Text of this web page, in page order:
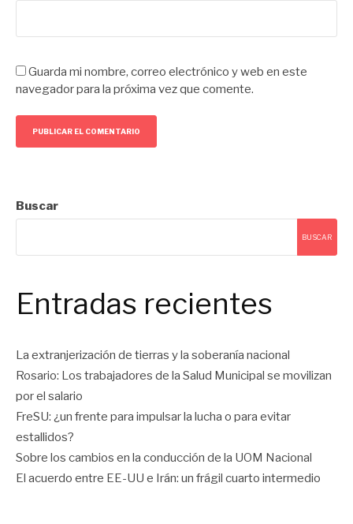
Guarda mi nombre, correo electrónico y web en este
navegador para la próxima vez que comente.
Buscar
BUSCAR
Entradas recientes
La extranjerización de tierras y la soberanía nacional
Rosario: Los trabajadores de la Salud Municipal se movilizan
por el salario
FreSU: ¿un frente para impulsar la lucha o para evitar
estallidos?
Sobre los cambios en la conducción de la UOM Nacional
El acuerdo entre EE-UU e Irán: un frágil cuarto intermedio